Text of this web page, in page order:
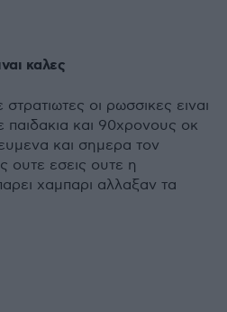
καλες
οι ρωσσικες ειναι
και 90χρονους οκ
και σημερα τον
ουτε εσεις ουτε η
χαμπαρι αλλαξαν τα